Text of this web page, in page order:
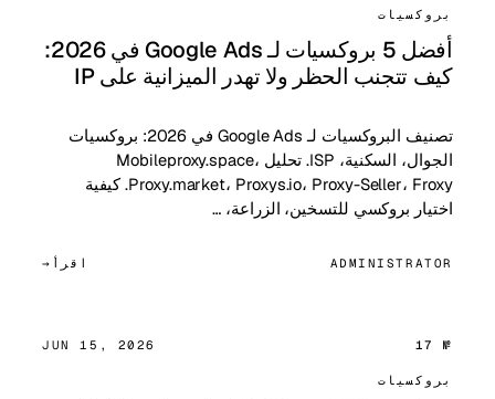
بروكسيات
أفضل 5 بروكسيات لـ Google Ads في 2026:
كيف تتجنب الحظر ولا تهدر الميزانية على IP
تصنيف البروكسيات لـ Google Ads في 2026: بروكسيات
الجوال، السكنية، ISP. تحليل Mobileproxy.space،
Proxy.market، Proxys.io، Proxy-Seller، Froxy. كيفية
اختيار بروكسي للتسخين، الزراعة، …
ADMINISTRATOR اقرأ
№ 17
JUN 15, 2026
بروكسيات